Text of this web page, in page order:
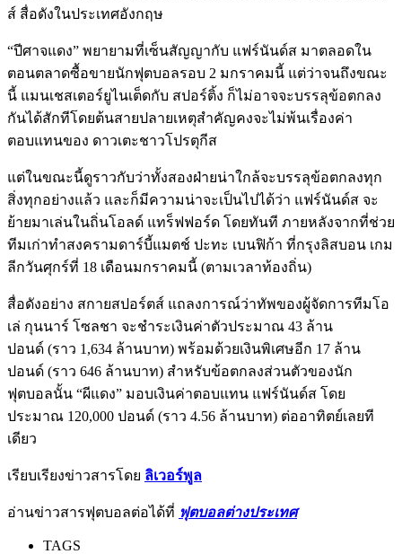
ส์ สื่อดังในประเทศอังกฤษ
“ปีศาจแดง” พยายามที่เซ็นสัญญากับ แฟร์นันด์ส มาตลอดใน
ตอนตลาดซื้อขายนักฟุตบอลรอบ 2 มกราคมนี้ แต่ว่าจนถึงขณะ
นี้ แมนเชสเตอร์ยูไนเต็ดกับ สปอร์ติ้ง ก็ไม่อาจจะบรรลุข้อตกลง
กันได้สักทีโดยต้นสายปลายเหตุสำคัญคงจะไม่พ้นเรื่องค่า
ตอบแทนของ ดาวเตะชาวโปรตุกีส
แต่ในขณะนี้ดูราวกับว่าทั้งสองฝ่ายน่าใกล้จะบรรลุข้อตกลงทุก
สิ่งทุกอย่างแล้ว และก็มีความน่าจะเป็นไปได้ว่า แฟร์นันด์ส จะ
ย้ายมาเล่นในถิ่นโอลด์ แทร็ฟฟอร์ด โดยทันที ภายหลังจากที่ช่วย
ทีมเก่าทำสงครามดาร์บี้แมตช์ ปะทะ เบนฟิก้า ที่กรุงลิสบอน เกม
ลีกวันศุกร์ที่ 18 เดือนมกราคมนี้ (ตามเวลาท้องถิ่น)
สื่อดังอย่าง สกายสปอร์ตส์ แถลงการณ์ว่าทัพของผู้จัดการทีมโอ
เล่ กุนนาร์ โซลชา จะชำระเงินค่าตัวประมาณ 43 ล้าน
ปอนด์ (ราว 1,634 ล้านบาท) พร้อมด้วยเงินพิเศษอีก 17 ล้าน
ปอนด์ (ราว 646 ล้านบาท) สำหรับข้อตกลงส่วนตัวของนัก
ฟุตบอลนั้น “ผีแดง” มอบเงินค่าตอบแทน แฟร์นันด์ส โดย
ประมาณ 120,000 ปอนด์ (ราว 4.56 ล้านบาท) ต่ออาทิตย์เลยที
เดียว
เรียบเรียงข่าวสารโดย ลิเวอร์พูล
อ่านข่าวสารฟุตบอลต่อได้ที่ ฟุตบอลต่างประเทศ
TAGS